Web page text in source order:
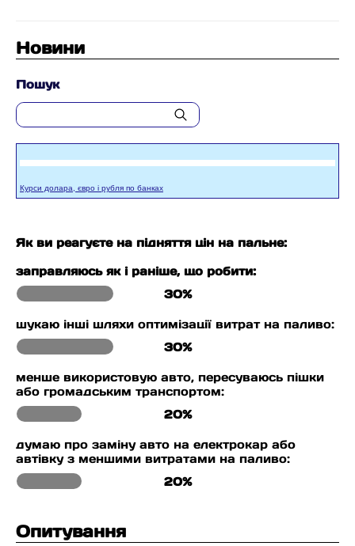
Новини
Пошук
Курси долара, євро і рубля по банках
Як ви реагуєте на підняття цін на пальне:
заправляюсь як і раніше, що робити:
30%
шукаю інші шляхи оптимізації витрат на паливо:
30%
менше використовую авто, пересуваюсь пішки
або громадським транспортом:
20%
думаю про заміну авто на електрокар або
автівку з меншими витратами на паливо:
20%
Опитування